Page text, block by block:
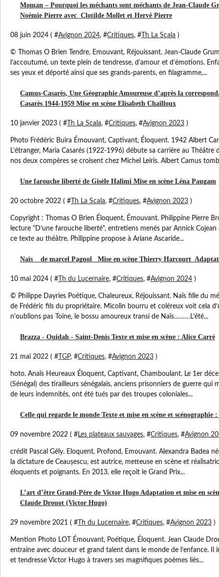
Moman – Pourquoi les méchants sont méchants de Jean-Claude
Noémie Pierre avec Clotilde Mollet et Hervé Pierre
08 juin 2024 ( #Avignon 2024, #Critiques, # Th La Scala )
© Thomas O Brien Tendre, Emouvant, Réjouissant. Jean-Claude
l’accoutumé, un texte plein de tendresse, d’amour et d’émotions.
ses yeux et déporté ainsi que ses grands-parents, en filagramme,...
Camus-Casarès, Une Géographie Amoureuse d’après la
Casarès 1944-1959 Mise en scène Elisabeth Chailloux
10 janvier 2023 ( # Th La Scala, #Critiques, #Avignon 2023 )
Photo Frédéric Buira Émouvant, Captivant, Éloquent. 1942 Albert
L’étranger, Maria Casarés (1922-1996) débute sa carrière au
nos deux compères se croisent chez Michel Leiris. Albert Camus
Une farouche liberté de Gisèle Halimi Mise en scène Léna Paugam
20 octobre 2022 ( # Th La Scala, #Critiques, #Avignon 2023 )
Copyright : Thomas O Brien Éloquent, Émouvant. Philippine Pierre
lecture "D’une farouche liberté", entretiens menés par Annick
ce texte au théâtre. Philippine propose à Ariane Ascaride...
Naïs de marcel Pagnol Mise en scène Thierry Harcourt
10 mai 2024 ( # Th du Lucernaire, #Critiques, #Avignon 2024 )
© Philippe Dayries Poétique, Chaleureux, Réjouissant. Naïs fille du
de Frédéric fils du propriétaire. Micolin bourru et coléreux voit cela
n'oublions pas Toine, le bossu amoureux transi de Naïs………L’été...
Brazza - Ouidah - Saint-Denis Texte et mise en scène : Alice Carré
21 mai 2022 ( # TGP, #Critiques, #Avignon 2023 )
hoto. Anaïs Heureaux Éloquent, Captivant, Chamboulant. Le 1er
(Sénégal) des tirailleurs sénégalais, anciens prisonniers de guerre qui
de leurs indemnités, ont été tués par des troupes coloniales...
Celle qui regarde le monde Texte et mise en scène et scénographie
09 novembre 2022 ( #Les plateaux sauvages, #Critiques, #Avignon
crédit Pascal Gély. Eloquent, Profond, Emouvant. Alexandra Badea
la dictature de Ceaușescu, est autrice, metteuse en scène et
éloquents et poignants. En 2013, elle reçoit le Grand Prix...
L’art d’être Grand-Père de Victor Hugo Adaptation et mise en
Claude Drouot (Victor Hugo)
29 novembre 2021 ( # Th du Lucernaire, #Critiques, #Avignon 2023 )
Mention Photo LOT Émouvant, Poétique, Éloquent. Jean Claude
entraine avec douceur et grand talent dans le monde de l’enfance. Il
et tendresse Victor Hugo à travers ses magnifiques poèmes liés...